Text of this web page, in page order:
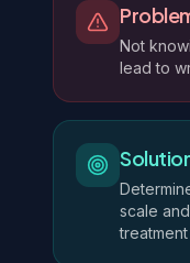
Not
lead to
scale